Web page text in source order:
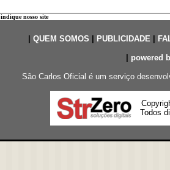
indique nosso site
QUEM SOMOS PUBLICIDADE|
powered
São Carlos Oficial é um serviço
Todos